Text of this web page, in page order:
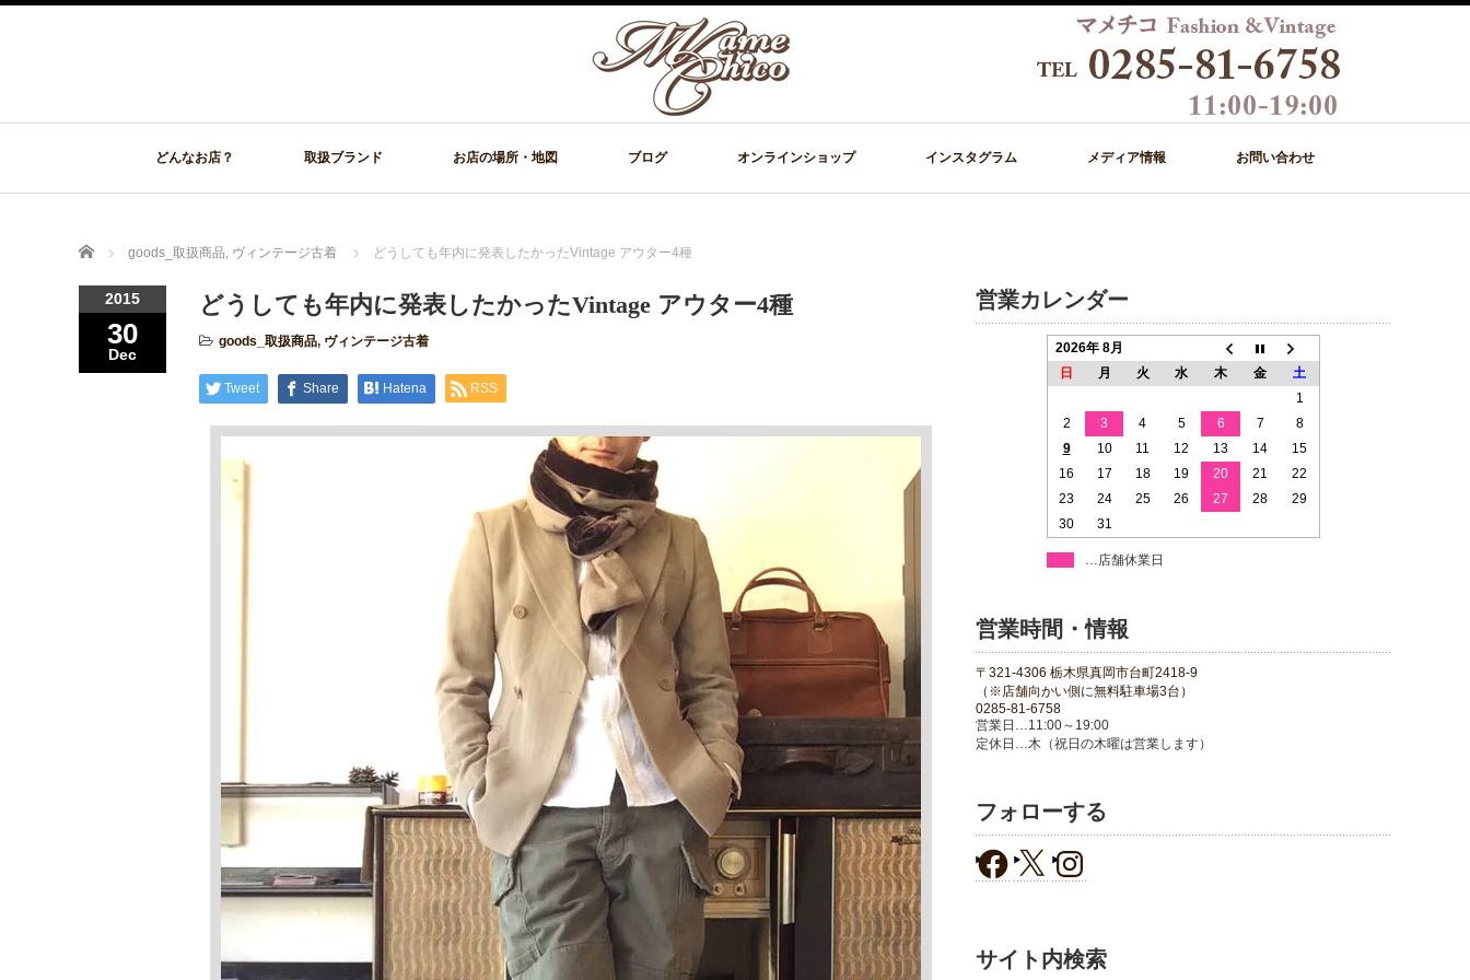
どんなお店？ 取扱ブランド お店の場所・地図 ブログ オンラインショップ インスタグラム メディア情報 お問い合わせ
Home goods_取扱商品, ヴィンテージ古着 どうしても年内に発表したかったVintage アウター4種
2015
30
Dec
どうしても年内に発表したかったVintage アウター4種
goods_取扱商品, ヴィンテージ古着
Tweet Share Hatena RSS
営業カレンダー
2026年 8月
日
月 火 水 木 金
土
1
2
3 4 5 6 7
8
9
10 11 12 13 14
15
16
17 18 19 20 21
22
23
24 25 26 27 28
29
30
31
…店舗休業日
営業時間・情報
〒321-4306 栃木県真岡市台町2418-9
（※店舗向かい側に無料駐車場3台）
0285-81-6758
営業日…11:00～19:00
定休日…木（祝日の木曜は営業します）
フォローする
サイト内検索